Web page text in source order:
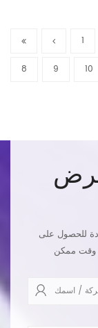
1
8 9 10
للحصول على